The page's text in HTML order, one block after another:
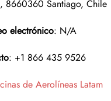
8660360 Santiago, Chile
electrónico: N/A
: +1 866 435 9526
de Aerolíneas Latam